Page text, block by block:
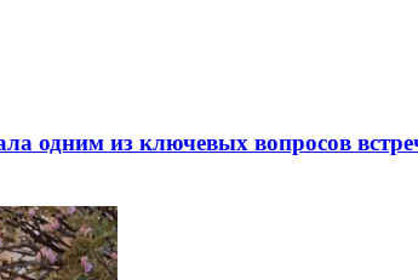
одним из ключевых вопросов